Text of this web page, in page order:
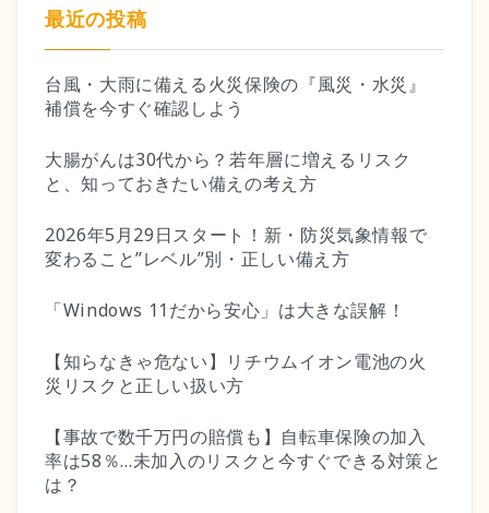
最近の投稿
台風・大雨に備える火災保険の『風災・水災』
補償を今すぐ確認しよう
大腸がんは30代から？若年層に増えるリスク
と、知っておきたい備えの考え方
2026年5月29日スタート！新・防災気象情報で
変わること”レベル”別・正しい備え方
「Windows 11だから安心」は大きな誤解！
【知らなきゃ危ない】リチウムイオン電池の火
災リスクと正しい扱い方
【事故で数千万円の賠償も】自転車保険の加入
率は58％…未加入のリスクと今すぐできる対策と
は？